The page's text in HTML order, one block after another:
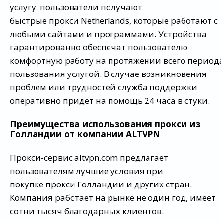
услугу, пользователи получают
быстрые прокси Netherlands, которые работают с
любыми сайтами и программами. Устройства
гарантированно обеспечат пользователю
комфортную работу на протяжении всего
пользования услугой. В случае возникновения
проблем или трудностей служба поддержки
оперативно придет на помощь 24 часа в стуки.
Преимущества использования прокси из
Голландии от компании ALTVPN
Прокси-сервис altvpn.com предлагает
пользователям лучшие условия при
покупке прокси Голландии и других стран.
Компания работает на рынке не один год, имеет
сотни тысяч благодарных клиентов.